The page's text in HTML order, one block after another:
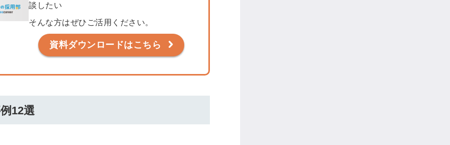
談したい
そんな方はぜひご活用ください。
資料ダウンロードはこちら
12選
登
録
す
る
他サービスIDで登録
採用にまつわ
る独自の調査
く